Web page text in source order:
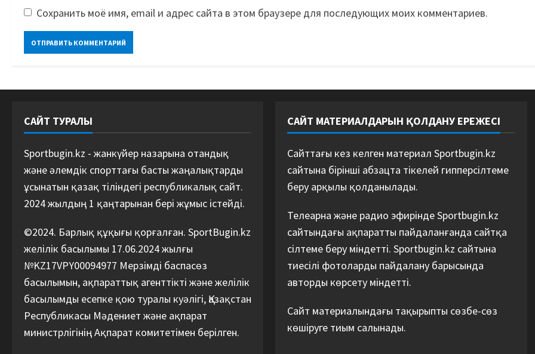
Сохранить моё имя, email и адрес сайта в этом браузере для последующих моих комментариев.
САЙТ ТУРАЛЫ
Sportbugin.kz - жанкүйер назарына отандық
және әлемдік спорттағы басты жаңалықтарды
ұсынатын қазақ тіліндегі республикалық сайт.
2024 жылдың 1 қаңтарынан бері жұмыс істейді.
©2024. Барлық құқығы қорғалған. SportBugin.kz
желілік басылымы 17.06.2024 жылғы
№KZ17VPY00094977 Мерзімді баспасөз
басылымын, ақпараттық агенттікті және желілік
басылымды есепке қою туралы куәлігі, Қазақстан
Республикасы Мәдениет және ақпарат
министрлігінің Ақпарат комитетімен берілген.
САЙТ МАТЕРИАЛДАРЫН ҚОЛДАНУ ЕРЕЖЕСІ
Сайттағы кез келген материал Sportbugin.kz
сайтына бірінші абзацта тікелей гипперсілтеме
беру арқылы қолданылады.
Телеарна және радио эфирінде Sportbugin.kz
сайтындағы ақпаратты пайдаланғанда сайтқа
сілтеме беру міндетті. Sportbugin.kz сайтына
тиесілі фотоларды пайдалану барысында
авторды көрсету міндетті.
Сайт материалындағы тақырыпты сөзбе-сөз
көшіруге тиым салынады.